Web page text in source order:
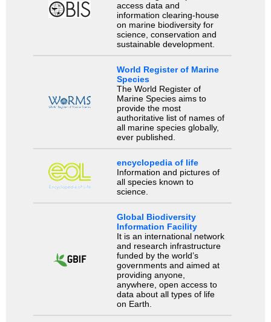
access data and
information clearing-house
on marine biodiversity for
science, conservation and
sustainable development.
World Register of Marine
Species
The World Register of
Marine Species aims to
provide the most
authoritative list of names of
all marine species globally,
ever published.
encyclopedia of life
Information and pictures of
all species known to
science.
Global Biodiversity
Information Facility
It is an international network
and research infrastructure
funded by the world’s
governments and aimed at
providing anyone,
anywhere, open access to
data about all types of life
on Earth.